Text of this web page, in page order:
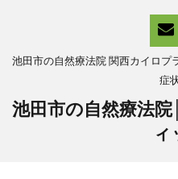
池田市の自然療法院 関西カイロプ
症
池田市の自然療法
ィ